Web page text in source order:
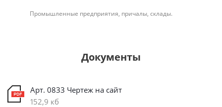
Промышленные предприятия, причалы, склады.
Документы
Арт. 0833 Чертеж на сайт
152,9 кб